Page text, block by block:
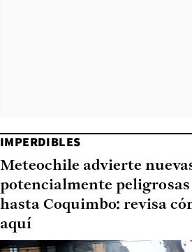
IMPERDIBLES
Meteochile advierte
potencialmente peligrosas
hasta Coquimbo: revisa
aquí